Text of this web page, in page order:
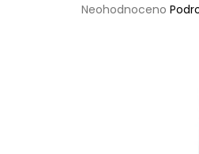
Průměrné
Neohodnoceno